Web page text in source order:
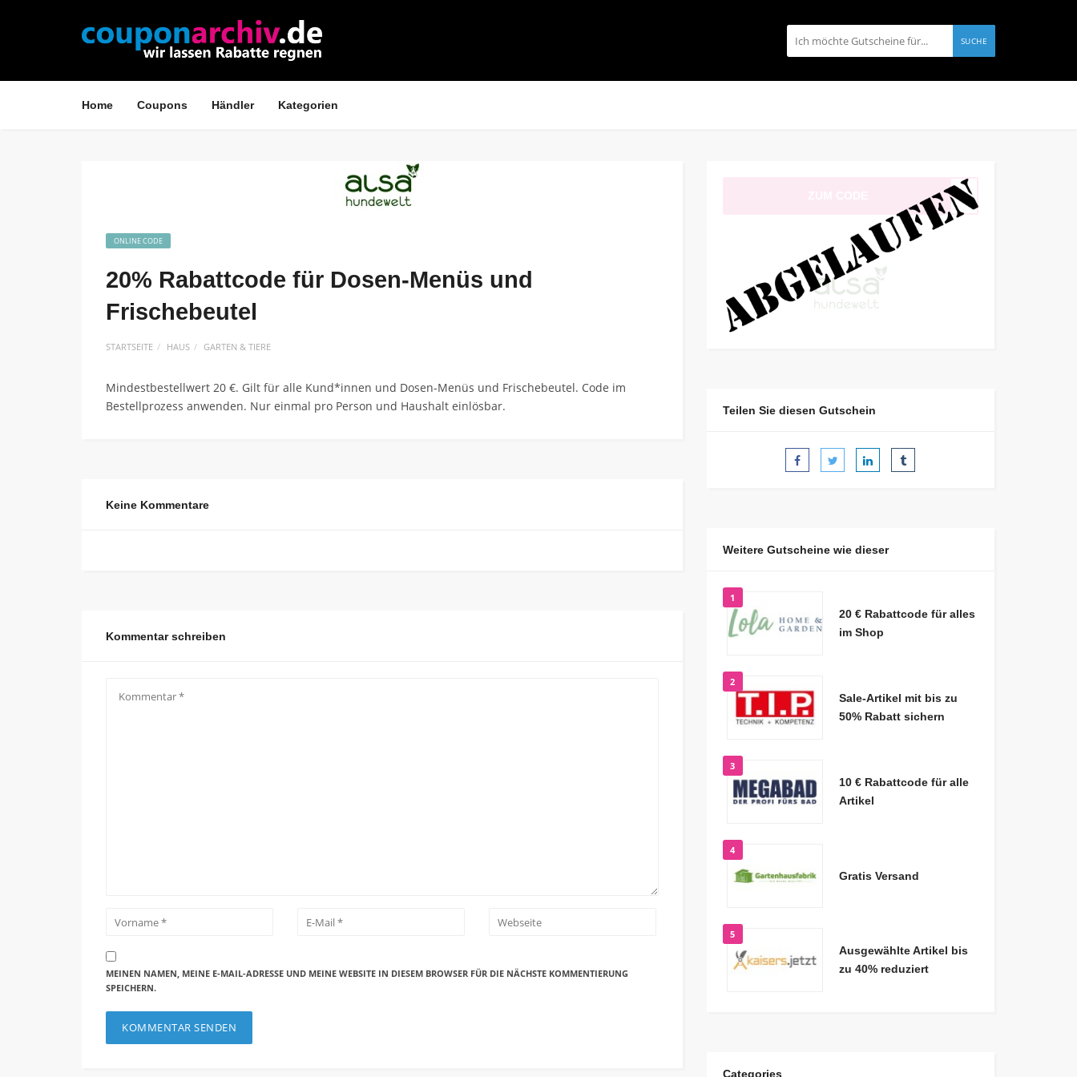
SUCHE
Home Coupons Händler Kategorien
ONLINE CODE
20% Rabattcode für Dosen-Menüs und
Frischebeutel
STARTSEITE HAUS GARTEN & TIERE
Mindestbestellwert 20 €. Gilt für alle Kund*innen und Dosen-Menüs und Frischebeutel. Code im
Bestellprozess anwenden. Nur einmal pro Person und Haushalt einlösbar.
Keine Kommentare
Kommentar schreiben
MEINEN NAMEN, MEINE E-MAIL-ADRESSE UND MEINE WEBSITE IN DIESEM BROWSER FÜR DIE NÄCHSTE KOMMENTIERUNG
SPEICHERN.
HHXY
Teilen Sie diesen Gutschein
Weitere Gutscheine wie dieser
1
20 € Rabattcode für alles
im Shop
2
Sale-Artikel mit bis zu
50% Rabatt sichern
3
10 € Rabattcode für alle
Artikel
4
Gratis Versand
5
Ausgewählte Artikel bis
zu 40% reduziert
Categories